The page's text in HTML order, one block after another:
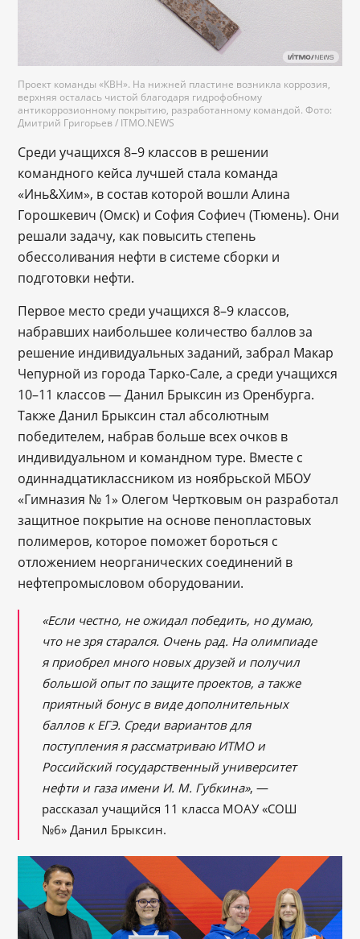
Проект команды «КВН». На нижней пластине возникла коррозия,
верхняя осталась чистой благодаря гидрофобному
антикоррозионному покрытию, разработанному командой. Фото:
Дмитрий Григорьев / ITMO.NEWS
Среди учащихся 8–9 классов в решении
командного кейса лучшей стала команда
«Инь&Хим», в состав которой вошли Алина
Горошкевич (Омск) и София Софиеч (Тюмень). Они
решали задачу, как повысить степень
обессоливания нефти в системе сборки и
подготовки нефти.
Первое место среди учащихся 8–9 классов,
набравших наибольшее количество баллов за
решение индивидуальных заданий, забрал Макар
Чепурной из города Тарко-Сале, а среди учащихся
10–11 классов — Данил Брыксин из Оренбурга.
Также Данил Брыксин стал абсолютным
победителем, набрав больше всех очков в
индивидуальном и командном туре. Вместе с
одиннадцатиклассником из ноябрьской МБОУ
«Гимназия № 1» Олегом Чертковым он разработал
защитное покрытие на основе пенопластовых
полимеров, которое поможет бороться с
отложением неорганических соединений в
нефтепромысловом оборудовании.
«Если честно, не ожидал победить, но думаю,
что не зря старался. Очень рад. На олимпиаде
я приобрел много новых друзей и получил
большой опыт по защите проектов, а также
приятный бонус в виде дополнительных
баллов к ЕГЭ. Среди вариантов для
поступления я рассматриваю ИТМО и
Российский государственный университет
нефти и газа имени И. М. Губкина», —
рассказал учащийся 11 класса МОАУ «СОШ
№6» Данил Брыксин.